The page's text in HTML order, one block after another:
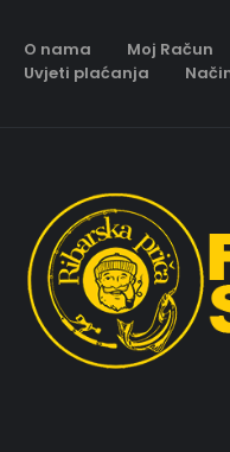
O nama Moj Račun
Uvjeti plaćanja